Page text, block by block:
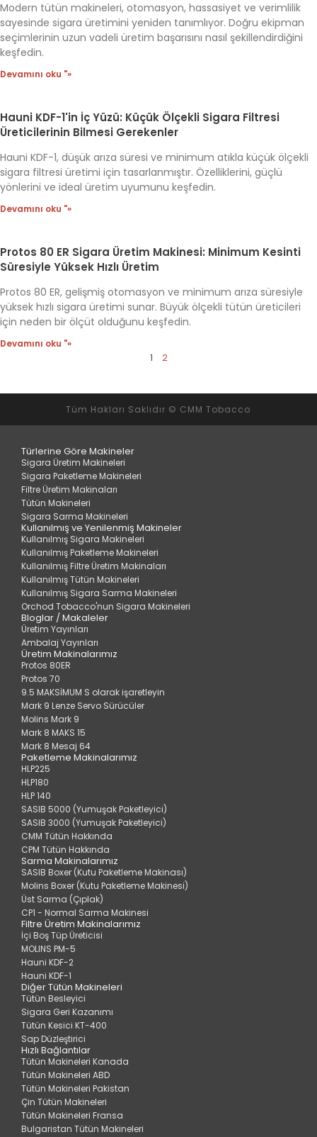
Modern tütün makineleri, otomasyon, hassasiyet ve verimlilik
sayesinde sigara üretimini yeniden tanımlıyor. Doğru ekipman
seçimlerinin uzun vadeli üretim başarısını nasıl şekillendirdiğini
keşfedin.
Devamını oku "»
Hauni KDF-1'in İç Yüzü: Küçük Ölçekli Sigara Filtresi
Üreticilerinin Bilmesi Gerekenler
Hauni KDF-1, düşük arıza süresi ve minimum atıkla küçük ölçekli
sigara filtresi üretimi için tasarlanmıştır. Özelliklerini, güçlü
yönlerini ve ideal üretim uyumunu keşfedin.
Devamını oku "»
Protos 80 ER Sigara Üretim Makinesi: Minimum Kesinti
Süresiyle Yüksek Hızlı Üretim
Protos 80 ER, gelişmiş otomasyon ve minimum arıza süresiyle
yüksek hızlı sigara üretimi sunar. Büyük ölçekli tütün üreticileri
için neden bir ölçüt olduğunu keşfedin.
Devamını oku "»
1 2
Tüm Hakları Saklıdır © CMM Tobacco
Türlerine Göre Makineler
Sigara Üretim Makineleri
Sigara Paketleme Makineleri
Filtre Üretim Makinaları
Tütün Makineleri
Sigara Sarma Makineleri
Kullanılmış ve Yenilenmiş Makineler
Kullanılmış Sigara Makineleri
Kullanılmış Paketleme Makineleri
Kullanılmış Filtre Üretim Makinaları
Kullanılmış Tütün Makineleri
Kullanılmış Sigara Sarma Makineleri
Orchod Tobacco'nun Sigara Makineleri
Bloglar / Makaleler
Üretim Yayınları
Ambalaj Yayınları
Üretim Makinalarımız
Protos 80ER
Protos 70
9.5 MAKSİMUM S olarak işaretleyin
Mark 9 Lenze Servo Sürücüler
Molins Mark 9
Mark 8 MAKS 15
Mark 8 Mesaj 64
Paketleme Makinalarımız
HLP225
HLP180
HLP 140
SASIB 5000 (Yumuşak Paketleyici)
SASIB 3000 (Yumuşak Paketleyici)
CMM Tütün Hakkında
CPM Tütün Hakkında
Sarma Makinalarımız
SASIB Boxer (Kutu Paketleme Makinası)
Molins Boxer (Kutu Paketleme Makinesi)
Üst Sarma (Çıplak)
CP1 - Normal Sarma Makinesi
Filtre Üretim Makinalarımız
İçi Boş Tüp Üreticisi
MOLINS PM-5
Hauni KDF-2
Hauni KDF-1
Diğer Tütün Makineleri
Tütün Besleyici
Sigara Geri Kazanımı
Tütün Kesici KT-400
Sap Düzleştirici
Hızlı Bağlantılar
Tütün Makineleri Kanada
Tütün Makineleri ABD
Tütün Makineleri Pakistan
Çin Tütün Makineleri
Tütün Makineleri Fransa
Bulgaristan Tütün Makineleri